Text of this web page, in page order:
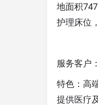
地面积
护理床位
服务客户
特色：高
提供医疗